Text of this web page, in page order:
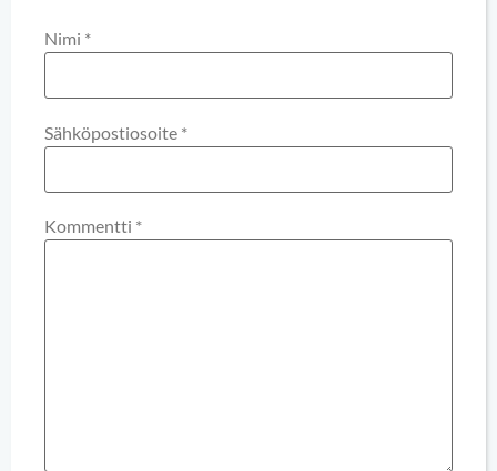
Nimi *
Sähköpostiosoite *
Kommentti *